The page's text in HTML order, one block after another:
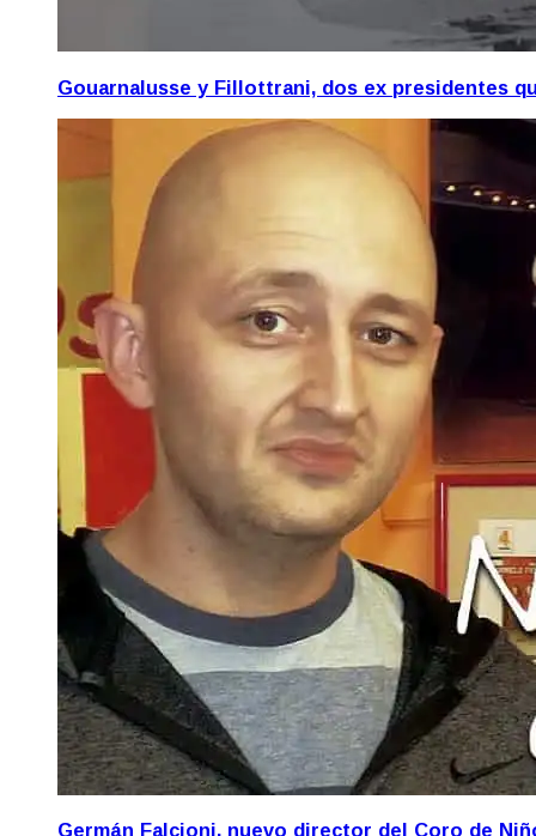
Gouarnalusse y Fillottrani, dos ex presidentes
Germán Falcioni, nuevo director del Coro de